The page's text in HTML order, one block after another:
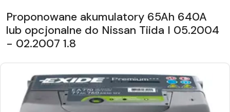
Proponowane akumulatory 65Ah 640A
lub opcjonalne do Nissan Tiida I 05.2004
- 02.2007 1.8